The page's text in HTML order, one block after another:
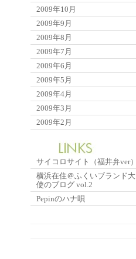
2009年10月
2009年9月
2009年8月
2009年7月
2009年6月
2009年5月
2009年4月
2009年3月
2009年2月
サイコロサイト（福井弁ver）
横浜在住＠ふくいブランド大
使のブログ vol.2
Pepinのハナ唄